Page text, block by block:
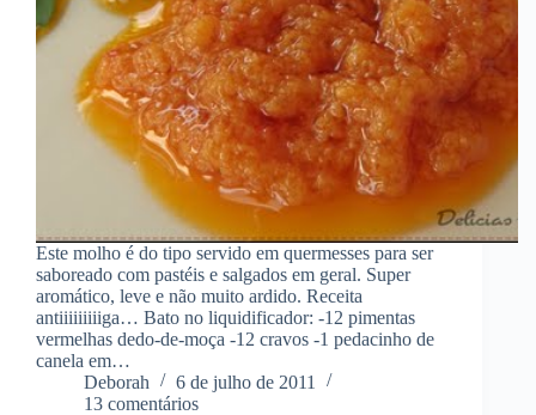
Este molho é do tipo servido em quermesses para ser
saboreado com pastéis e salgados em geral. Super
aromático, leve e não muito ardido. Receita
antiiiiiiiiiga… Bato no liquidificador: -12 pimentas
vermelhas dedo-de-moça -12 cravos -1 pedacinho de
canela em…
Deborah
6 de julho de 2011
13 comentários